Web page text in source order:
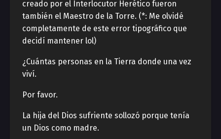
creado por el Interlocutor Herético fueron
también el Maestro de la Torre. (*: Me olvidé
completamente de este error tipográfico que
decidí mantener lol)
¿Cuántas personas en la Tierra donde una vez
viví.
Por favor.
La hija del Dios sufriente sollozó porque tenía
un Dios como madre.